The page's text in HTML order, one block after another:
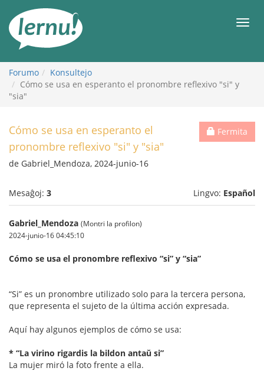
enhavo
Forumo
Konsultejo
Cómo se usa en esperanto el pronombre reflexivo "si" y
"sia"
Fermita
Cómo se usa en esperanto el
pronombre reflexivo "si" y "sia"
de Gabriel_Mendoza, 2024-junio-16
Mesaĝoj: 3 Lingvo: Español
Gabriel_Mendoza (Montri la profilon)
2024-junio-16 04:45:10
Cómo se usa el pronombre reflexivo “si” y “sia”
“Si” es un pronombre utilizado solo para la tercera persona,
que representa el sujeto de la última acción expresada.
Aquí hay algunos ejemplos de cómo se usa:
* “La virino rigardis la bildon antaŭ si”
La mujer miró la foto frente a ella.